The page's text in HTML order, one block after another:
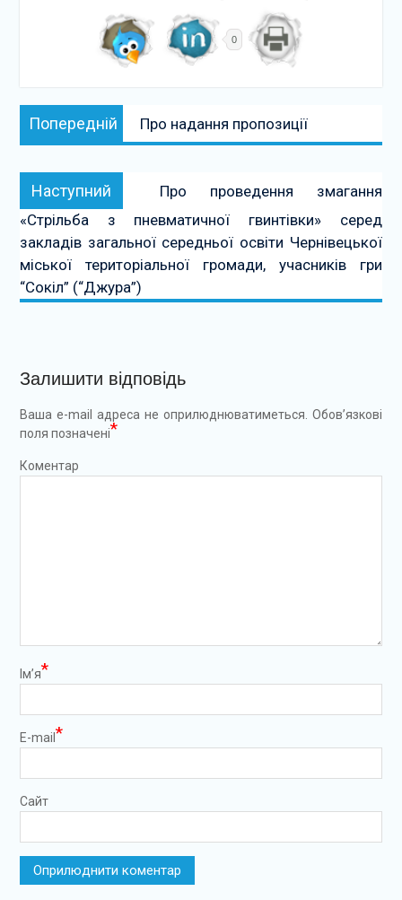
0
Навігація
записів
Попередній Попередній:
Про надання пропозиції
Наступний Наступний:
Про проведення змагання
«Стрільба з пневматичної гвинтівки» серед
закладів загальної середньої освіти Чернівецької
міської територіальної громади, учасників гри
“Сокіл” (“Джура”)
Залишити відповідь
Ваша e-mail адреса не оприлюднюватиметься. Обов’язкові
поля позначені*
Коментар
Ім’я*
E-mail *
Сайт